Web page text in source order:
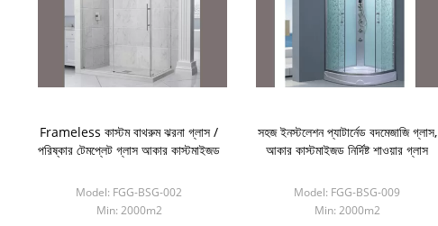
Frameless কাস্টম বাথরুম ঝরনা গ্লাস /
পরিষ্কার টেমপ্লেট গ্লাস আকার কাস্টমাইজড
Model: FGG-BSG-002
Min: 2000m2
সহজ ইনস্টলেশন প্যাটার্নেড বদমেজাজি গ্লাস,
আকার কাস্টমাইজড নির্দিষ্ট শাওয়ার গ্লাস
Model: FGG-BSG-009
Min: 2000m2